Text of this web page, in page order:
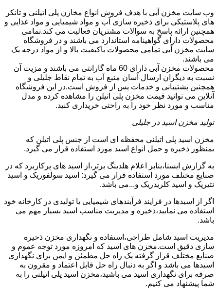
وب سایت مخزن آبی با هدف فروش انواع مخازن پلی اتیلنی و تانکر
های پلاستیکی برای ذخیره سازی آب و مواد شیمیایی و مواد غذایی و
همچنین ارائه پاسخ به سوالات مشتریان فعالیت می کند.تمامی
محصولات دارای گواهینامه استاندارد می باشند و در فروشگاه
سایت مخزن آبی تمامی محصولات باکیفیت بالا و از مواد درجه یک
می باشند.
محصولات مخزن آبی دارای 60 ماه گارانتی می باشند و مزیت آن
نسبت به دیگران ارسال آسان منبع آب به تمام نقاط جلیلی و
همچنین پشتیبانی و خدمات پس از فروش است.در این فروشگاه
آنلاین می توانید قیمت مخزن پلی اتیلن را مشاهده کرده و مدل
مناسب و مورد نظر خود را به راحتی خریداری کنید.
تولید مخزن اسید در جلیلی
مخزن اسید پلی اتیلنی محفظه ای است از جنس پلی اتیلن که
بمنظور ذخیره و حمل انواع اسید مورد استفاده قرار می گیرد.
به گزارش ایسنا،بنابر اعلام هلدینگ برتر،از اسید های پرکاربرد که در
صنایع مختلف مورد استفاده قرار می گیرد: اسید سولفوریک و اسید
نتیریک و اسید کلریدریک و...می باشد.
اگر از اسیدها در فرایند فرآیندهای شیمیایی یا تولیدی در کارخانه خود
استفاده می نمایید،ذخیره و مدیریت مناسب اسید بسیار مهم می
باشد.
مدیریت اسید شامل طراحی،استفاده و نگهداری مخزن ذخیره
سازی دقیق است.مخزن های اسید که امروزه مورد توجه عموم و
صنایع مختلف قرار گرفته یک راه حل مطمئن و ایمن برای نگهداری
اسیدها می باشد و اگر به دنبال راه حل قابل اعتماد و مقرون به
صرفه برای نگهداری اسید می باشید،مخزن اسید پلی اتیلنی را به
شما پیشنهاد می کنیم.